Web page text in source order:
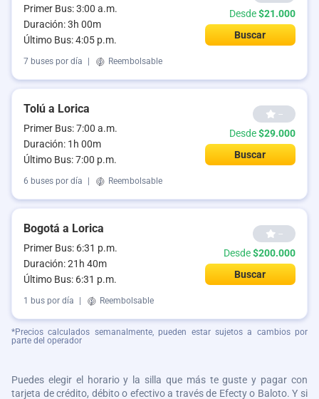
Primer Bus: 3:00 a.m.
Duración: 3h 00m
Último Bus: 4:05 p.m.
Desde$21.000
Buscar
7 buses por día Reembolsable
Tolú a Lorica
Primer Bus: 7:00 a.m.
Duración: 1h 00m
Último Bus: 7:00 p.m.
--
Desde$29.000
Buscar
6 buses por día Reembolsable
Bogotá a Lorica
Primer Bus: 6:31 p.m.
Duración: 21h 40m
Último Bus: 6:31 p.m.
--
Desde$200.000
Buscar
1 bus por día Reembolsable
*Precios calculados semanalmente, pueden estar sujetos a cambios por
parte del operador
Puedes elegir el horario y la silla que más te guste y pagar con
tarjeta de crédito, débito o efectivo a través de Efecty o Baloto. Y si